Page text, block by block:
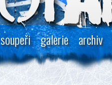
soupeři galerie archiv